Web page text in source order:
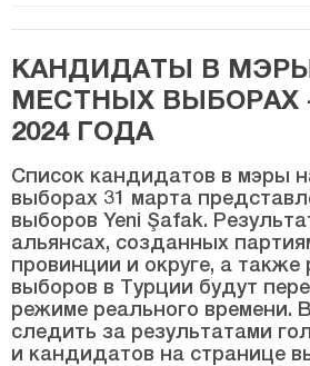
ИЛКАДЫМ
Тополь
ЛАДИК
САЛЫПАЗАРЫ
ТЕККЕКОЙ
ТЕРМЕ
ВЕЗИРКОПРУ
ЯКАКЕНТ
Шанлыурфа
КАНДИДАТЫ В
МЕСТНЫХ ВЫБОРАХ
2024 ГОДА
Список кандидатов в мэры
выборах 31 марта
выборов Yeni Şafak.
альянсах, созданных
провинции и округе, а также
выборов в Турции будут
режиме реального времени.
следить за результатами
и кандидатов на странице